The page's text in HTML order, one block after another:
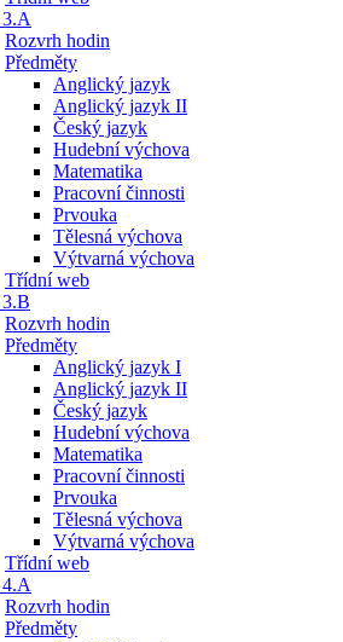
Rozvrh hodin
Předměty
Anglický jazyk
Anglický jazyk II
Český jazyk
Hudební výchova
Matematika
Pracovní činnosti
Prvouka
Tělesná výchova
Výtvarná výchova
Třídní web
Rozvrh hodin
Předměty
Anglický jazyk I
Anglický jazyk II
Český jazyk
Hudební výchova
Matematika
Pracovní činnosti
Prvouka
Tělesná výchova
Výtvarná výchova
Třídní web
Rozvrh hodin
Předměty